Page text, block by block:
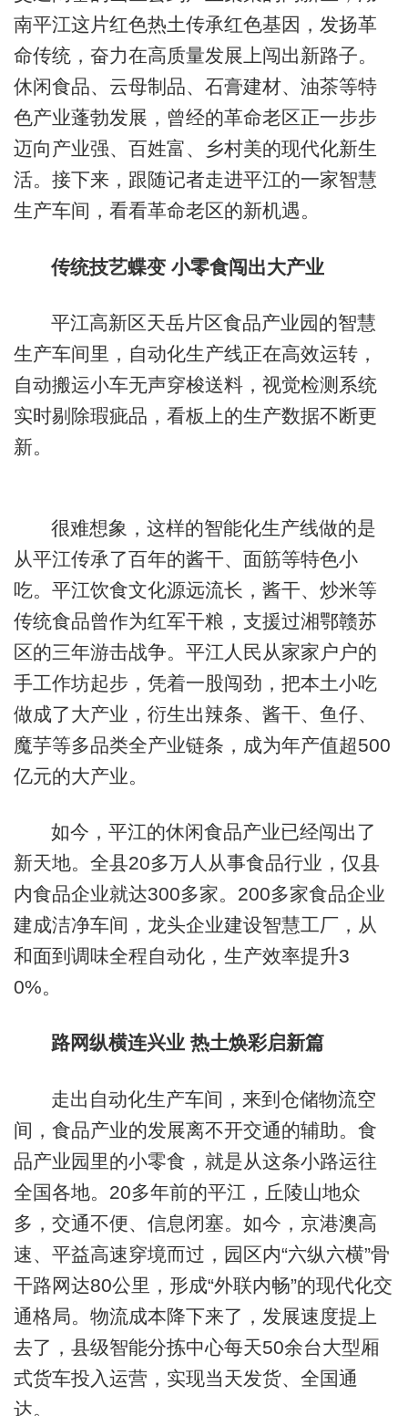
南平江这片红色热土传承红色基因，发扬革
命传统，奋力在高质量发展上闯出新路子。
休闲食品、云母制品、石膏建材、油茶等特
色产业蓬勃发展，曾经的革命老区正一步步
迈向产业强、百姓富、乡村美的现代化新生
活。接下来，跟随记者走进平江的一家智慧
生产车间，看看革命老区的新机遇。
传统技艺蝶变 小零食闯出大产业
平江高新区天岳片区食品产业园的智慧
生产车间里，自动化生产线正在高效运转，
自动搬运小车无声穿梭送料，视觉检测系统
实时剔除瑕疵品，看板上的生产数据不断更
新。
很难想象，这样的智能化生产线做的是
从平江传承了百年的酱干、面筋等特色小
吃。平江饮食文化源远流长，酱干、炒米等
传统食品曾作为红军干粮，支援过湘鄂赣苏
区的三年游击战争。平江人民从家家户户的
手工作坊起步，凭着一股闯劲，把本土小吃
做成了大产业，衍生出辣条、酱干、鱼仔、
魔芋等多品类全产业链条，成为年产值超500
亿元的大产业。
如今，平江的休闲食品产业已经闯出了
新天地。全县20多万人从事食品行业，仅县
内食品企业就达300多家。200多家食品企业
建成洁净车间，龙头企业建设智慧工厂，从
和面到调味全程自动化，生产效率提升3
0%。
路网纵横连兴业 热土焕彩启新篇
走出自动化生产车间，来到仓储物流空
间，食品产业的发展离不开交通的辅助。食
品产业园里的小零食，就是从这条小路运往
全国各地。20多年前的平江，丘陵山地众
多，交通不便、信息闭塞。如今，京港澳高
速、平益高速穿境而过，园区内“六纵六横”骨
干路网达80公里，形成“外联内畅”的现代化交
通格局。物流成本降下来了，发展速度提上
去了，县级智能分拣中心每天50余台大型厢
式货车投入运营，实现当天发货、全国通
达。